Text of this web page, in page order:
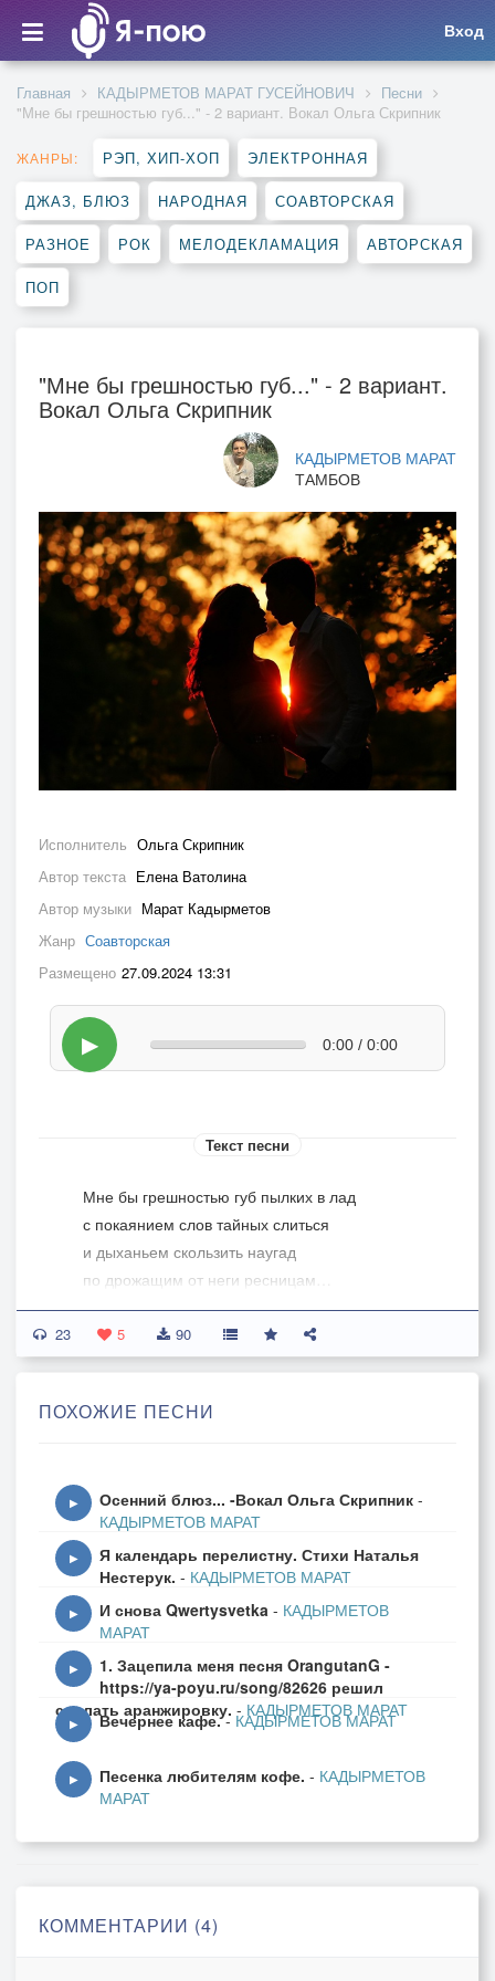
Вход
Главная КАДЫРМЕТОВ МАРАТ ГУСЕЙНОВИЧ
Песни
"Мне бы грешностью губ..." - 2 вариант. Вокал Ольга Скрипник
ЖАНРЫ: РЭП, ХИП-ХОП ЭЛЕКТРОННАЯ
ДЖАЗ, БЛЮЗ НАРОДНАЯ СОАВТОРСКАЯ
РАЗНОЕ РОК МЕЛОДЕКЛАМАЦИЯ АВТОРСКАЯ
ПОП
"Мне бы грешностью губ..." - 2 вариант.
Вокал Ольга Скрипник
КАДЫРМЕТОВ МАРАТ
ТАМБОВ
Исполнитель Ольга Скрипник
Автор текста Елена Ватолина
Автор музыки Марат Кадырметов
Жанр Соавторская
Размещено 27.09.2024 13:31
▶ 0:00 / 0:00
Текст песни
Мне бы грешностью губ пылких в лад
с покаянием слов тайных слиться
и дыханьем скользить наугад
по дрожащим от неги ресницам…
Ты б склонился над шёлком волос,
аромат утончённый вдыхая,
вновь купался, меня искушая…
в чудных ямочках щёк заалевших
и под шёпот без сил засыпал,
приникая душой изболевшей…
…………. Никому я тебя не отдам –
…………. ты оазис любви бесконечной…
…………. и подобен застенчивым снам
…………. с губ малинностью нежно-беспечной.
23 5 90
ПОХОЖИЕ ПЕСНИ
▶ Осенний блюз... -Вокал Ольга Скрипник -
КАДЫРМЕТОВ МАРАТ
▶
Я календарь перелистну. Стихи Наталья
Нестерук. - КАДЫРМЕТОВ МАРАТ
▶ И снова Qwertysvetka - КАДЫРМЕТОВ
МАРАТ
▶
1. Зацепила меня песня OrangutanG -
https://ya-poyu.ru/song/82626 решил
сделать аранжировку. - КАДЫРМЕТОВ МАРАТ
▶ Вечернее кафе.- КАДЫРМЕТОВ МАРАТ
▶ Песенка любителям кофе. - КАДЫРМЕТОВ
МАРАТ
КОММЕНТАРИИ (4)